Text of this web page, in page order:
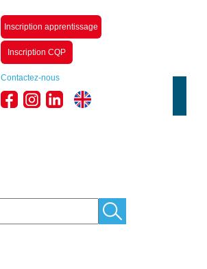
Inscription apprentissage
Inscription CQP
Contactez-nous